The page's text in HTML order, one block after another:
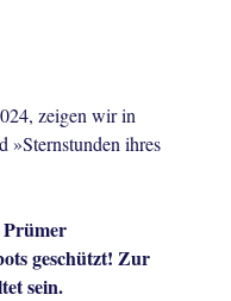
zeigen wir in
»Sternstunden ihres
Prümer
geschützt! Zur
sein.